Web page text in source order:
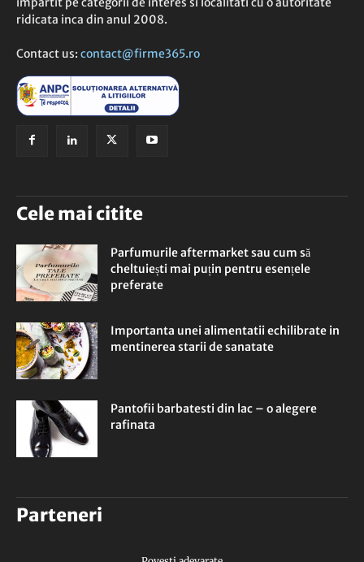
ridicata inca din anul 2008.
Contact us: contact@firme365.ro
Cele mai citite
Parfumurile aftermarket sau cum să
cheltuiești mai puțin pentru esențele
preferate
Importanta unei alimentatii echilibrate in
mentinerea starii de sanatate
Pantofii barbatesti din lac – o alegere
rafinata
Parteneri